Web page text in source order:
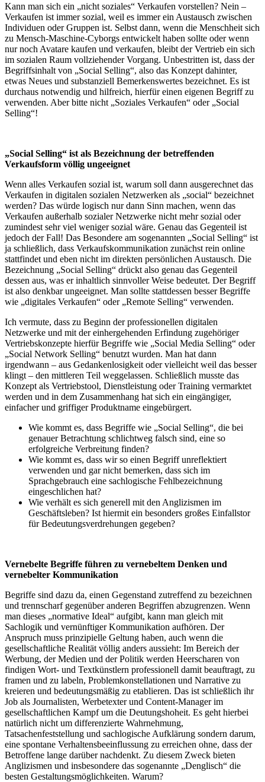
Kann man sich ein „nicht soziales“ Verkaufen vorstellen? Nein –
Verkaufen ist immer sozial, weil es immer ein Austausch zwischen
Individuen oder Gruppen ist. Selbst dann, wenn die Menschheit sich
zu Mensch-Maschine-Cyborgs entwickelt haben sollte oder wenn
nur noch Avatare kaufen und verkaufen, bleibt der Vertrieb ein sich
im sozialen Raum vollziehender Vorgang. Unbestritten ist, dass der
Begriffsinhalt von „Social Selling“, also das Konzept dahinter,
etwas Neues und substanziell Bemerkenswertes bezeichnet. Es ist
durchaus notwendig und hilfreich, hierfür einen eigenen Begriff zu
verwenden. Aber bitte nicht „Soziales Verkaufen“ oder „Social
Selling“!
„Social Selling“ ist als Bezeichnung der betreffenden
Verkaufsform völlig ungeeignet
Wenn alles Verkaufen sozial ist, warum soll dann ausgerechnet das
Verkaufen in digitalen sozialen Netzwerken als „social“ bezeichnet
werden? Das würde logisch nur dann Sinn machen, wenn das
Verkaufen außerhalb sozialer Netzwerke nicht mehr sozial oder
zumindest sehr viel weniger sozial wäre. Genau das Gegenteil ist
jedoch der Fall! Das Besondere am sogenannten „Social Selling“ ist
ja schließlich, dass Verkaufskommunikation zunächst rein online
stattfindet und eben nicht im direkten persönlichen Austausch. Die
Bezeichnung „Social Selling“ drückt also genau das Gegenteil
dessen aus, was er inhaltlich sinnvoller Weise bedeutet. Der Begriff
ist also denkbar ungeeignet. Man sollte stattdessen besser Begriffe
wie „digitales Verkaufen“ oder „Remote Selling“ verwenden.
Ich vermute, dass zu Beginn der professionellen digitalen
Netzwerke und mit der einhergehenden Erfindung zugehöriger
Vertriebskonzepte hierfür Begriffe wie „Social Media Selling“ oder
„Social Network Selling“ benutzt wurden. Man hat dann
irgendwann – aus Gedankenlosigkeit oder vielleicht weil das besser
klingt – den mittleren Teil weggelassen. Schließlich musste das
Konzept als Vertriebstool, Dienstleistung oder Training vermarktet
werden und in dem Zusammenhang hat sich ein eingängiger,
einfacher und griffiger Produktname eingebürgert.
Wie kommt es, dass Begriffe wie „Social Selling“, die bei
genauer Betrachtung schlichtweg falsch sind, eine so
erfolgreiche Verbreitung finden?
Wie kommt es, dass wir so einen Begriff unreflektiert
verwenden und gar nicht bemerken, dass sich im
Sprachgebrauch eine sachlogische Fehlbezeichnung
eingeschlichen hat?
Wie verhält es sich generell mit den Anglizismen im
Geschäftsleben? Ist hiermit ein besonders großes Einfallstor
für Bedeutungsverdrehungen gegeben?
Vernebelte Begriffe führen zu vernebeltem Denken und
vernebelter Kommunikation
Begriffe sind dazu da, einen Gegenstand zutreffend zu bezeichnen
und trennscharf gegenüber anderen Begriffen abzugrenzen. Wenn
man dieses „normative Ideal“ aufgibt, kann man gleich mit
Sachlogik und vernünftiger Kommunikation aufhören. Der
Anspruch muss prinzipielle Geltung haben, auch wenn die
gesellschaftliche Realität völlig anders aussieht: Im Bereich der
Werbung, der Medien und der Politik werden Heerscharen von
findigen Wort- und Textkünstlern professionell damit beauftragt, zu
framen und zu labeln, Problemkonstellationen und Narrative zu
kreieren und bedeutungsmäßig zu etablieren. Das ist schließlich ihr
Job als Journalisten, Werbetexter und Content-Manager im
gesellschaftlichen Kampf um die Deutungshoheit. Es geht hierbei
natürlich nicht um differenzierte Wahrnehmung,
Tatsachenfeststellung und sachlogische Aufklärung sondern darum,
eine spontane Verhaltensbeeinflussung zu erreichen ohne, dass der
Betroffene lange darüber nachdenkt. Zu diesem Zweck bieten
Anglizismen und insbesondere das sogenannte „Denglisch“ die
besten Gestaltungsmöglichkeiten. Warum?